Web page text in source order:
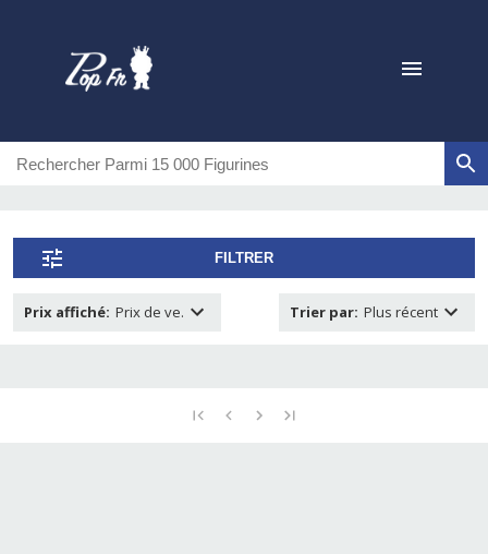
FILTRER
Prix affiché: Prix de ve. Trier par: Plus récent